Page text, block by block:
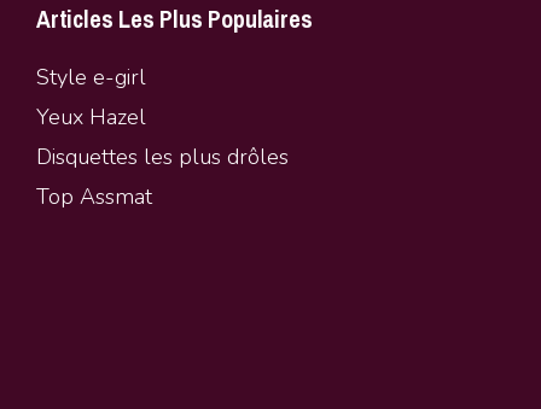
Articles Les Plus Populaires
Style e-girl
Yeux Hazel
Disquettes les plus drôles
Top Assmat